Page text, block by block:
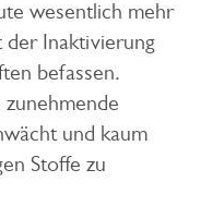
wesentlich mehr
der Inaktivierung
befassen.
und kaum
Stoffe zu